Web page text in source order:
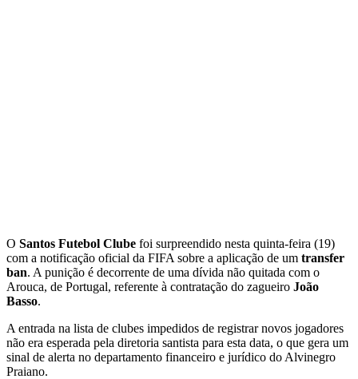
O Santos Futebol Clube foi surpreendido nesta quinta-feira (19)
com a notificação oficial da FIFA sobre a aplicação de um transfer
ban. A punição é decorrente de uma dívida não quitada com o
Arouca, de Portugal, referente à contratação do zagueiro João
Basso.
A entrada na lista de clubes impedidos de registrar novos jogadores
não era esperada pela diretoria santista para esta data, o que gera um
sinal de alerta no departamento financeiro e jurídico do Alvinegro
Praiano.